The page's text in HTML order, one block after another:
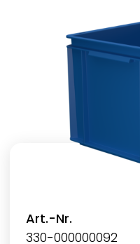
Art.-Nr.
330-000000092